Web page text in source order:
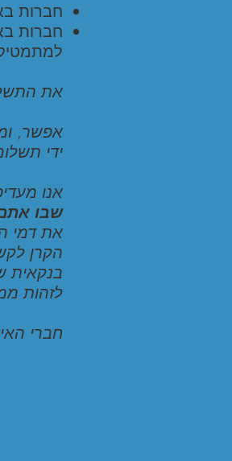
חברות
חברות
למתמטיקה:
את
אפשר,
ידי
אנו
שבו
את דמי
הקרן
בנקאית
לזהות
חברי